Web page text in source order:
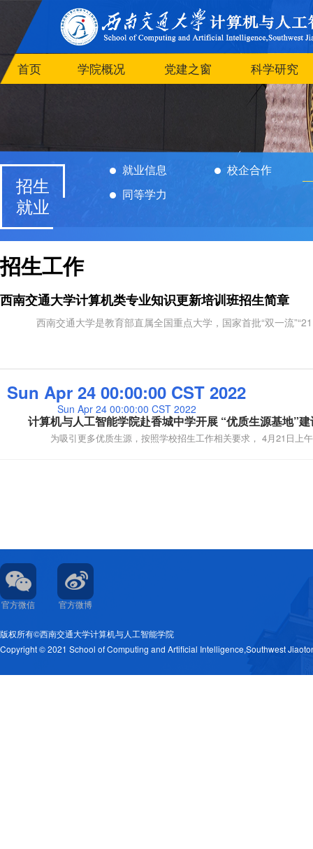
首页 学院概况 党建之窗 科学研究
招生
就业
就业信息
校企合作
同等学力
招生工作
西南交通大学计算机类专业知识更新培训班招生简章
西南交通大学是教育部直属全国重点大学，国家首批“双一流
Sun Apr 24 00:00:00 CST 2022
Sun Apr 24 00:00:00 CST 2022
官方微信 官方微博
版权所有©西南交通大学计算机与人工智能学院
Copyright © 2021 School of Computing and Artificial Intelligence,Southwest